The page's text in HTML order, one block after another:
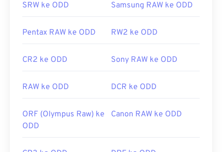
Adobe DNG untuk mengonversi CRW ke DNG.
Rilis Awal:12 Februari 1997
SRW ke ODD Samsung RAW ke ODD
Pentax RAW ke ODD RW2 ke ODD
CR2 ke ODD Sony RAW ke ODD
RAW ke ODD DCR ke ODD
ORF (Olympus Raw) ke
ODD
Canon RAW ke ODD